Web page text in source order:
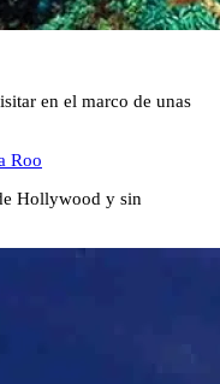
en el marco de unas
Roo
Hollywood y sin